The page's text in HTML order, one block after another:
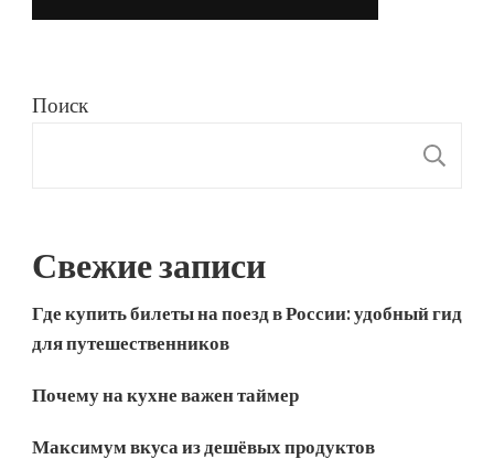
Поиск
Свежие записи
Где купить билеты на поезд в России: удобный гид
для путешественников
Почему на кухне важен таймер
Максимум вкуса из дешёвых продуктов